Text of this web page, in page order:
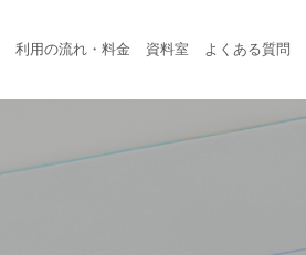
利用の流れ・料金 資料室 よくある質問